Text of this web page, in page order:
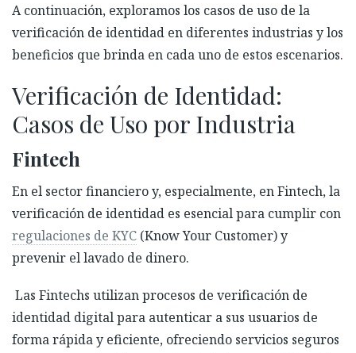
A continuación, exploramos los casos de uso de la
verificación de identidad en diferentes industrias y los
beneficios que brinda en cada uno de estos escenarios.
Verificación de Identidad:
Casos de Uso por Industria
Fintech
En el sector financiero y, especialmente, en Fintech, la
verificación de identidad es esencial para cumplir con
regulaciones de KYC (Know Your Customer) y
prevenir el lavado de dinero.
Las Fintechs utilizan procesos de verificación de
identidad digital para autenticar a sus usuarios de
forma rápida y eficiente, ofreciendo servicios seguros